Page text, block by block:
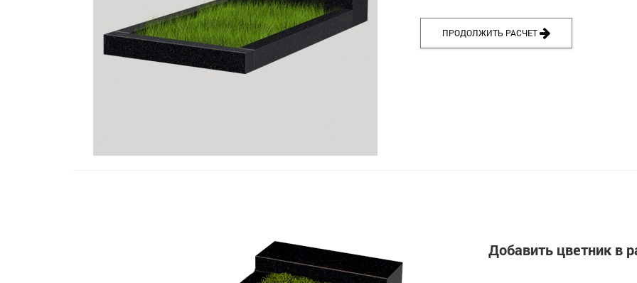
ПРОДОЛЖИТЬ РАСЧЕТ
Добавить цветник в